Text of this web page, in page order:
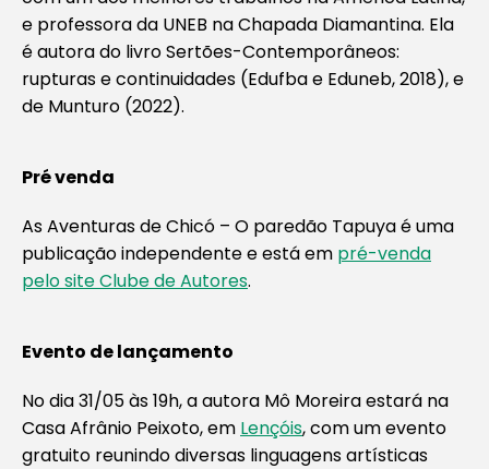
e professora da UNEB na Chapada Diamantina. Ela
é autora do livro Sertões-Contemporâneos:
rupturas e continuidades (Edufba e Eduneb, 2018), e
de Munturo (2022).
Pré venda
As Aventuras de Chicó – O paredão Tapuya é uma
publicação independente e está em pré-venda
pelo site Clube de Autores.
Evento de lançamento
No dia 31/05 às 19h, a autora Mô Moreira estará na
Casa Afrânio Peixoto, em Lençóis, com um evento
gratuito reunindo diversas linguagens artísticas